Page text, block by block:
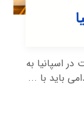
اسپانیا به
باید با ...